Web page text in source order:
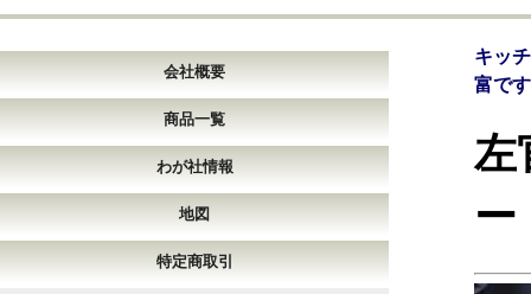
会社概要
商品一覧
わが社情報
地図
特定商取引
キッ
富で
左